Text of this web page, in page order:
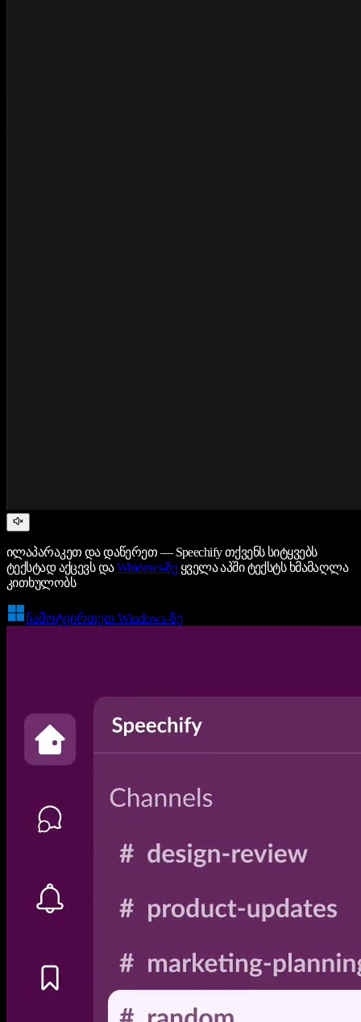
ილაპარაკეთ და დაწერეთ — Speechify თქვენს სიტყვებს
ტექსტად აქცევს დაWindows-ზეყველა აპში ტექსტს ხმამაღლა
კითხულობს
ჩამოტვირთეთ Windows-ზე